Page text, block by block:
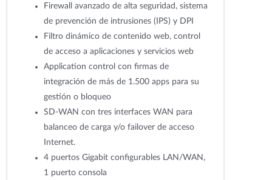
Firewall avanzado de alta seguridad, sistema
de prevención de intrusiones (IPS) y DPI
Filtro dinámico de contenido web, control
de acceso a aplicaciones y servicios web
Application control con firmas de
integración de más de 1.500 apps para su
gestión o bloqueo
SD-WAN con tres interfaces WAN para
balanceo de carga y/o failover de acceso
Internet.
4 puertos Gigabit configurables LAN/WAN,
1 puerto consola